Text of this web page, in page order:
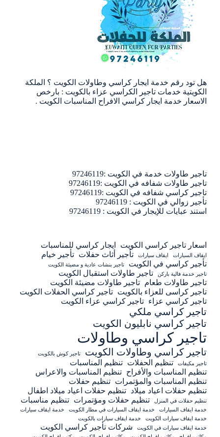
الكويت
|97246119
هل تود رقم خدمة ايجار كراسي وطاولات الكويت ؟ الملكة
الكويتية خدمات تاجير الكراسي عزاء بالكويت : بارخص
الاسعار خدمة ايجار كراسي الافراح المناسبات الكويت .
تاجير طاولات خدمة في الكويت :97246119
تاجير طاولات شفافه في الكويت :97246119
تاجير كراسي شفافه في الكويت :97246119
تأجير زوالي في الكويت : 97246119
استند عبايات للإيجار في الكويت : 97246119
اسعار تاجير كراسي الكويت ايجار كراسي للمناسبات
ايقاف السيارات ايقاف سيارات تأجير أثاث حفلات تأجير خيام
تأجير كراسي في الكويت
تاجير بنشات عادية و مضيئة الكويت
تاجير خدمة فالية باركن
تاجير طاولات استقبال الكويت
تاجير طاولات طعام تاجير طاولات مضيئة الكويت
تاجير كراسى للعزاء بالكويت تاجير كراسي الحفلات الكويت
تاجير كراسي عزاء تاجير كراسي عزاء الكويت
تاجير كراسي ملكي
تاجير كراسي نابليون الكويت
تاجير كراسي وطاولات
تاجير كراسي وطاولات الكويت
تاجير كوش بالكويت
تاجير مكيفات
تنظيم الحفلات تنظيم المناسبات
تنظيم المناسبات والأفراح تنظيم المناسبات والاعراس
تنظيم المناسبات والمؤتمرات تنظيم حفلات
تنظيم حفلات اعياد ميلاد تنظيم حفلات اعياد ميلاد اطفال
تنظيم حفلات في المنزل تنظيم حفلات ومؤتمرات تنظيم مناسبات
خدمة ايقاف السيارات خدمة ايقاف السيارات في مطار الكويت
خدمة ايقاف سيارات
خدمة ايقاف سيارات الكويت
خدمة ايقاف سيارات بالكويت
خدمة ايقاف سيارات في الكويت
شركات تأجير كراسي الكويت